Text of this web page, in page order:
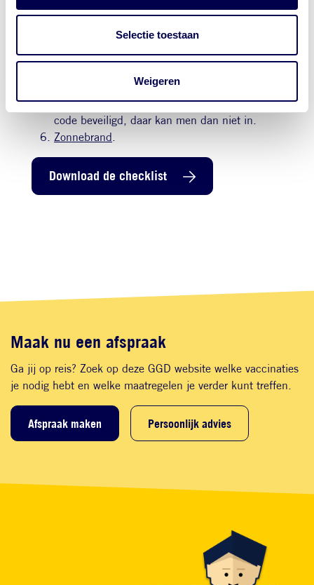
Selectie toestaan
Weigeren
iets gebeuren, dan kun je iets laten zien.
Paspoort etc: Maak kopieën van belangrijke
documenten.
van personen die gebeld moeten worden in
geval van nood. Een telefoon is vaak met een
code beveiligd, daar kan men dan niet in.
Zonnebrand
Download de checklist
Maak nu een afspraak
Ga jij op reis? Zoek op deze GGD website welke vaccinaties
je nodig hebt en welke maatregelen je verder kunt treffen.
Afspraak maken Persoonlijk advies